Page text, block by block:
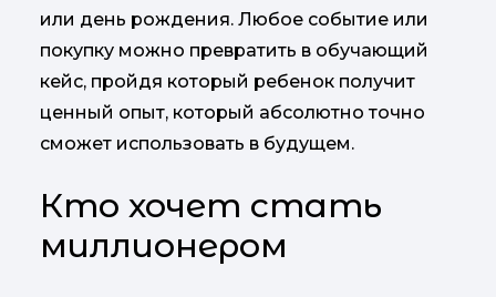
или день рождения. Любое событие или
покупку можно превратить в обучающий
кейс, пройдя который ребенок получит
ценный опыт, который абсолютно точно
сможет использовать в будущем.
Кто хочет стать
миллионером